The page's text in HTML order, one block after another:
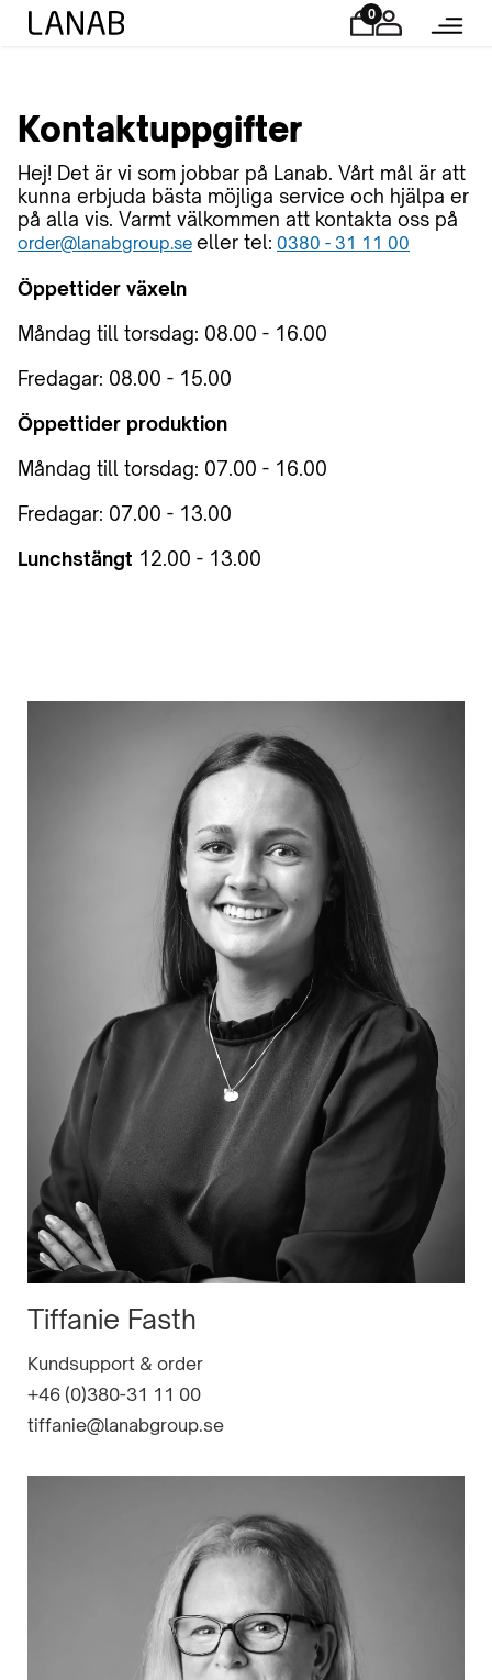
0
Kontaktuppgifter
Hej! Det är vi som jobbar på Lanab. Vårt mål är att
kunna erbjuda bästa möjliga service och hjälpa er
på alla vis. Varmt välkommen att kontakta oss på
order@lanabgroup.se eller tel: 0380 - 31 11 00
Öppettider växeln
Måndag till torsdag: 08.00 - 16.00
Fredagar: 08.00 - 15.00
Öppettider produktion
Måndag till torsdag: 07.00 - 16.00
Fredagar: 07.00 - 13.00
Lunchstängt 12.00 - 13.00
Tiffanie Fasth
Kundsupport & order
+46 (0)380-31 11 00
tiffanie@lanabgroup.se